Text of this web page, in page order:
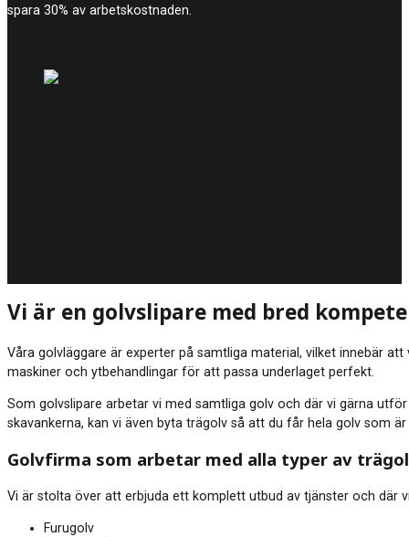
spara 30% av arbetskostnaden.
Vi är en golvslipare med bred
Våra golvläggare är experter på samtliga material, vilket innebär
maskiner och ytbehandlingar för att passa underlaget perfekt.
Som golvslipare arbetar vi med samtliga golv och där vi gärna
skavankerna, kan vi även byta trägolv så att du får hela golv som
Golvfirma som arbetar med alla typer av
Vi är stolta över att erbjuda ett komplett utbud av tjänster och där
Furugolv